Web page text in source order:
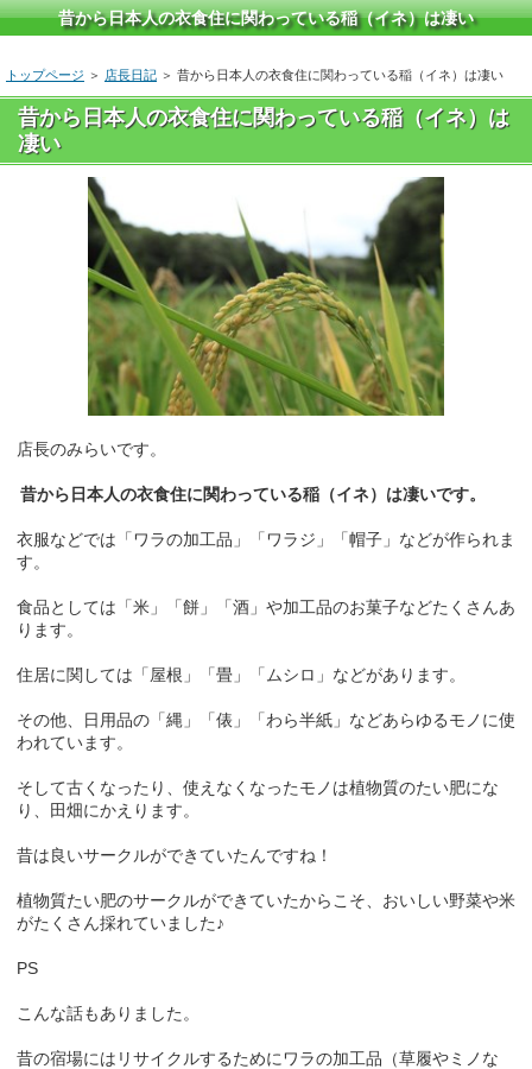
昔から日本人の衣食住に関わっている稲（イネ）は凄い
トップページ ＞ 店長日記 ＞ 昔から日本人の衣食住に関わっている稲（イネ）は凄い
昔から日本人の衣食住に関わっている稲（イネ）は
凄い
店長のみらいです。
昔から日本人の衣食住に関わっている稲（イネ）は凄いです。
衣服などでは「ワラの加工品」「ワラジ」「帽子」などが作られま
す。
食品としては「米」「餅」「酒」や加工品のお菓子などたくさんあ
ります。
住居に関しては「屋根」「畳」「ムシロ」などがあります。
その他、日用品の「縄」「俵」「わら半紙」などあらゆるモノに使
われています。
そして古くなったり、使えなくなったモノは植物質のたい肥にな
り、田畑にかえります。
昔は良いサークルができていたんですね！
植物質たい肥のサークルができていたからこそ、おいしい野菜や米
がたくさん採れていました♪
PS
こんな話もありました。
昔の宿場にはリサイクルするためにワラの加工品（草履やミノな